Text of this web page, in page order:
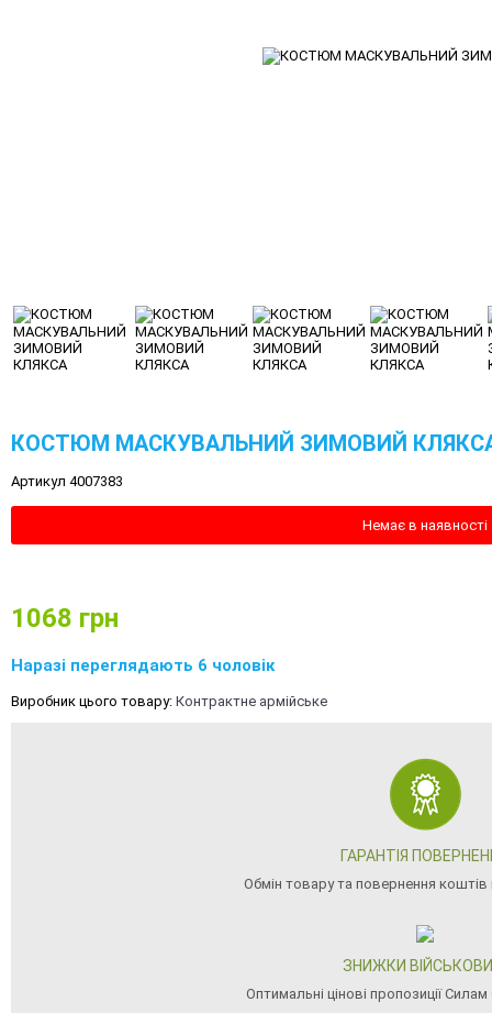
КОСТЮМ МАСКУВАЛЬНИЙ ЗИМОВИЙ
Артикул 4007383
Немає в наявності
1068 грн
Наразі переглядають 6 чоловік
Виробник цього товару: Контрактне армійське
ГАРАНТІЯ
Обмін товару та повернення коштів
ЗНИЖКИ
Оптимальні цінові пропозиції